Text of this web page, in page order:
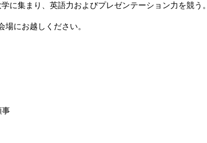
に集まり、英語力およびプレゼンテーション力を競う。
にお越しください。
事